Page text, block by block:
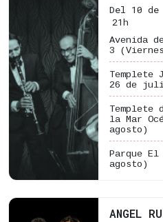
Del 10
21h
Avenida
3
Templete
26 de
Templete
la Mar
agosto)
Parque El
agosto)
ANGEL